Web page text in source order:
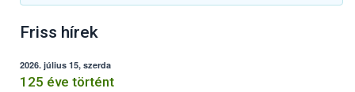
Friss hírek
2026. július 15, szerda
125 éve történt